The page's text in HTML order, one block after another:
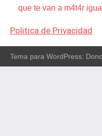
que te van a m4t4r
Politica de Privacidad
Tema para WordPress: